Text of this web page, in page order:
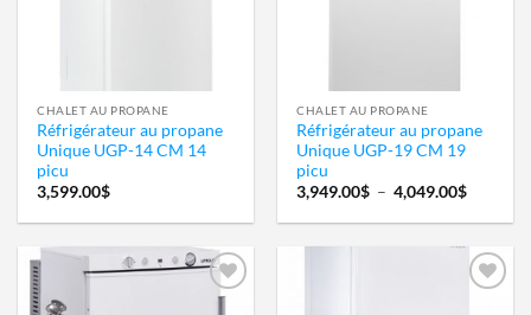
CHALET AU PROPANE
Réfrigérateur au propane
Unique UGP-14 CM 14
picu
3,599.00$
CHALET AU PROPANE
Réfrigérateur au propane
Unique UGP-19 CM 19
picu
3,949.00$ – 4,049.00$Plage
prix :